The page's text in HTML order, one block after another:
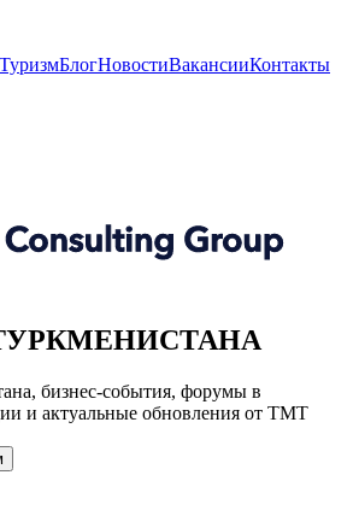
ТуризмБлогНовостиВакансииКонтакты
бизнес-события, форумы в
и актуальные обновления от TMT